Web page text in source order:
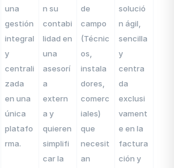
una
gestión
integral
y
centrali
zada
en una
única
platafo
rma.
n su
contabi
lidad en
una
asesorí
a
extern
a y
quieren
simplifi
car la
de
campo
(Técnic
os,
instala
dores,
comerc
iales)
que
necesit
an
solució
n ágil,
sencilla
y
centra
da
exclusi
vament
e en la
factura
ción y